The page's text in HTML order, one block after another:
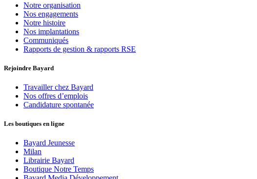
Notre organisation
Nos engagements
Notre histoire
Nos implantations
Communiqués
Rapports de gestion & rapports RSE
Rejoindre Bayard
Travailler chez Bayard
Nos offres d’emplois
Candidature spontanée
Les boutiques en ligne
Bayard Jeunesse
Milan
Librairie Bayard
Boutique Notre Temps